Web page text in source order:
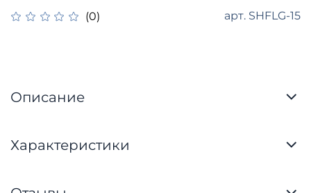
(0) арт. SHFLG-15
Описание
Характеристики